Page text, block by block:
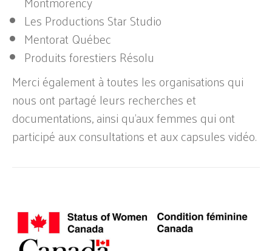
Les Productions Star Studio
Mentorat Québec
Produits forestiers Résolu
Merci également à toutes les organisations qui
nous ont partagé leurs recherches et
documentations, ainsi qu’aux femmes qui ont
participé aux consultations et aux capsules vidéo.